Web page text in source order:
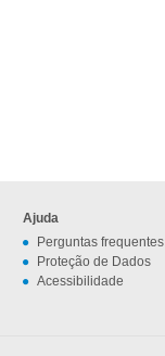
Ajuda
Perguntas frequentes
Proteção de Dados
Acessibilidade